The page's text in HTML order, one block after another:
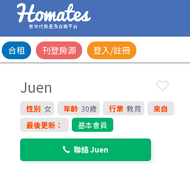
新世代房產及合租平台
合租 刊登房源 登入/註冊
Juen
性別 女 年齡 30歲 行業 教育
來自
最後更新：
基本會員
聯絡 Juen